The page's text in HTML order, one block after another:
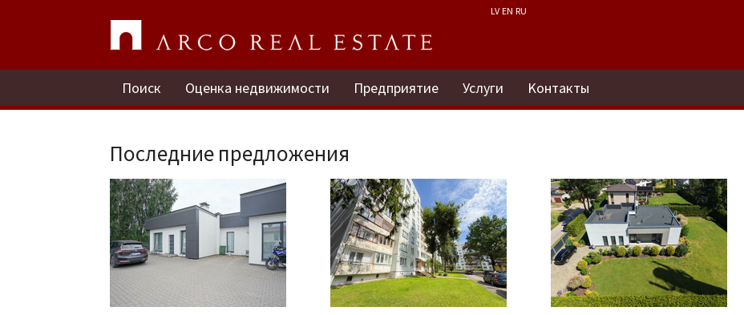
LV EN RU
Поиск Оценка недвижимости Предприятие Услуги Kонтакты
Последние предложения